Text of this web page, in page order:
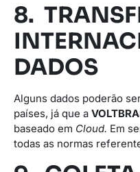
8.
DADOS
Alguns dados poderão
países, já que a
baseado em Cloud. Em
todas as normas